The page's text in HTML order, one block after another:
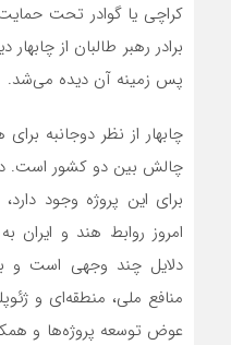
برادر رهبر طالبان از
پس زمینه آن دیده می‌شد.
چابهار از نظر دوجانبه
چالش بین دو کشور است.
برای این پروژه وجود دارد،
امروز روابط هند و
دلایل چند وجهی است و
منافع ملی، منطقه‌ای و
عوض توسعه پروژه‌ها و